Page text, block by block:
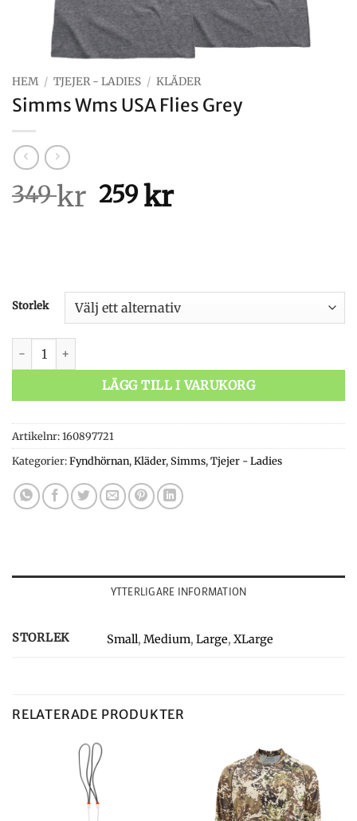
HEM / TJEJER - LADIES / KLÄDER
Simms Wms USA Flies Grey
349kr Det
ursprungliga
259krDet
Storlek
LÄGG TILL I VARUKORG
Artikelnr:160897721
Kategorier:Fyndhörnan,Kläder,Simms,Tjejer - Ladies
YTTERLIGARE INFORMATION
STORLEK Small,Medium,Large,XLarge
RELATERADE PRODUKTER